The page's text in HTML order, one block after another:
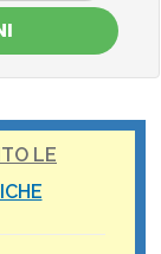
LE